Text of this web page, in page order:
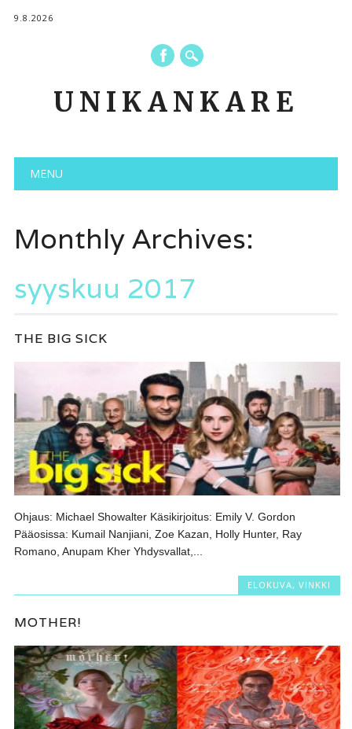
9.8.2026
UNIKANKARE
Main menu
MENU
Monthly Archives:
syyskuu 2017
THE BIG SICK
Ohjaus: Michael Showalter Käsikirjoitus: Emily V. Gordon
Pääosissa: Kumail Nanjiani, Zoe Kazan, Holly Hunter, Ray
Romano, Anupam Kher Yhdysvallat,...
ELOKUVA, VINKKI
MOTHER!